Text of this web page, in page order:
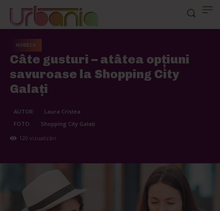
HORECA
Câte gusturi – atâtea opțiuni
savuroase la Shopping City
Galați
AUTOR:
Laura Cristea
FOTO:
Shopping City Galați
120 vizualizări